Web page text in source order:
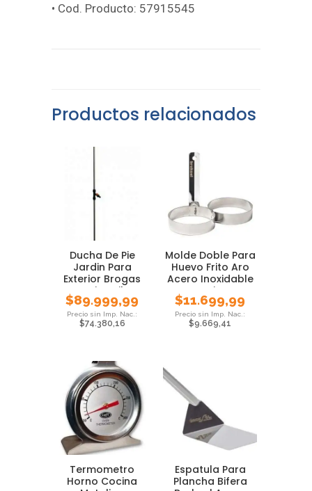
• Cod. Producto: 57915545
Productos relacionados
Ducha De Pie
Jardin Para
Exterior Brogas
Camping Pileta
$89.999,99
$74.380,16
Molde Doble Para
Huevo Frito Aro
Acero Inoxidable
Cocina
$11.699,99
$9.669,41
Termometro
Horno Cocina
Espatula Para
Plancha Bifera